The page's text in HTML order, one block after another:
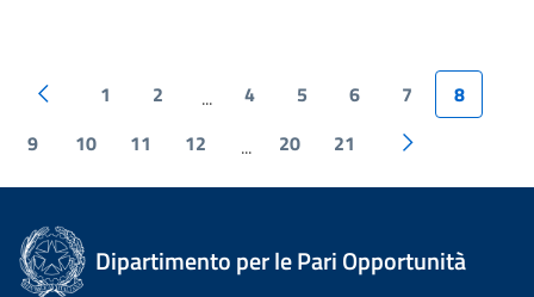
1 2 ... 4 5 6 7
8
9
10 11 12 ... 20 21
Dipartimento per le Pari Opportunità